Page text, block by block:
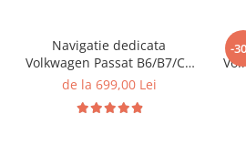
Navigatie dedicata
Volkwagen Passat B6/B7/CC
Gri, 4GB RAM 64GB ROM,
Display QLED 10", DSP,
de la 699,00 Lei
-